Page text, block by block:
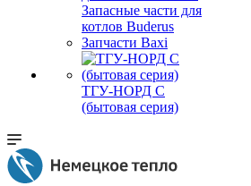
Запасные части для
котлов Buderus
Запчасти Baxi
ТГУ-НОРД С
(бытовая серия)